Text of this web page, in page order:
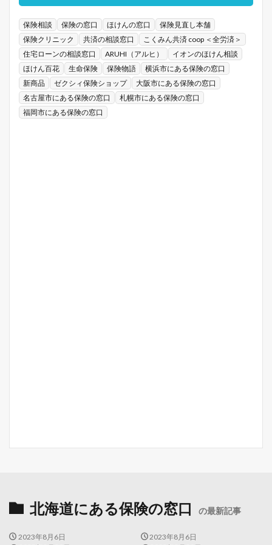
保険相談 保険の窓口 ほけんの窓口
保険見直し本舗
保険クリニック
共済の相談窓口
こくみん共済 coop ＜全労済＞
住宅ローンの相談窓口
ARUHI（アルヒ）
イオンのほけん相談
ほけん百花
生命保険 保険物語
横浜市にある保険の窓口
新商品
ゼクシィ保険ショップ
大阪市にある保険の窓口
名古屋市にある保険の窓口
札幌市にある保険の窓口
福岡市にある保険の窓口
北海道にある保険の窓口 の最新記事
2023年8月6日
2023年8月6日